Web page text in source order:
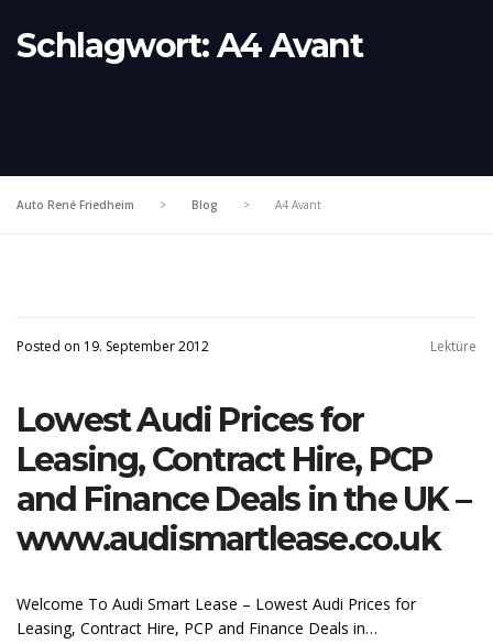
Schlagwort:A4 Avant
Auto René Friedheim > Blog > A4 Avant
Posted on 19. September 2012 Lektüre
Lowest Audi Prices for
Leasing, Contract Hire, PCP
and Finance Deals in the UK –
www.audismartlease.co.uk
Welcome To Audi Smart Lease – Lowest Audi Prices for
Leasing, Contract Hire, PCP and Finance Deals in…